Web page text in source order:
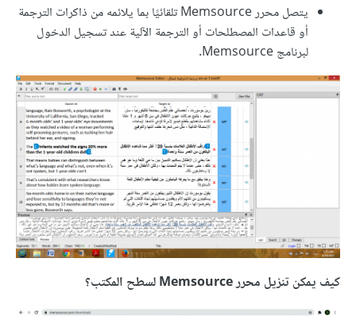
يتصل محرر Memsource تلقائيًا بما يلائمه من ذاكرات الترجمة
أو قاعدات المصطلحات أو الترجمة الآلية عند تسجيل الدخول
لبرنامج Memsource.
كيف يمكن تنزيل محرر Memsource لسطح المكتب؟